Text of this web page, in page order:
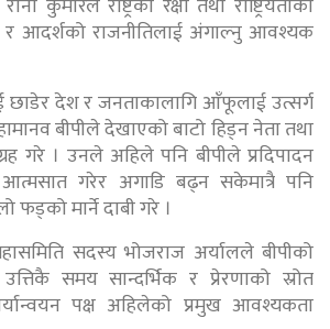
र आदर्शको राजनीतिलाई अंगाल्नु आवश्यक
छाडेर देश र जनताकालागि आँफूलाई उत्सर्ग
बीपीले देखाएको बाटो हिड्न नेता तथा
गरे । उनले अहिले पनि बीपीले प्रदिपादन
आत्मसात गरेर अगाडि बढ्न सकेमात्रै पनि
फड्को मार्ने दाबी गरे ।
सदस्य भोजराज अर्यालले बीपीको
समय सान्दर्भिक र प्रेरणाको स्रोत
पक्ष अहिलेको प्रमुख आवश्यकता